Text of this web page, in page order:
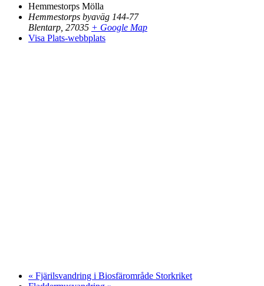
Hemmestorps Mölla
Hemmestorps byaväg 144-77
Blentarp 27035 + Google Map
Visa Plats-webbplats
« Fjärilsvandring i Biosfärområde Storkriket